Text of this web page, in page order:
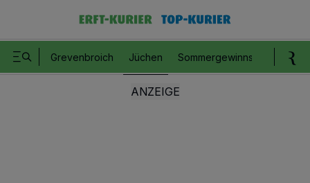
Grevenbroich Jüchen Sommergewinnspiel